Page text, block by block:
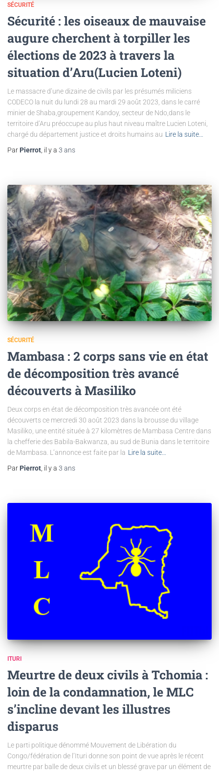
SÉCURITÉ
Sécurité : les oiseaux de mauvaise
augure cherchent à torpiller les
élections de 2023 à travers la
situation d’Aru(Lucien Loteni)
Le massacre d’une dizaine de civils par les présumés miliciens
CODECO la nuit du lundi 28 au mardi 29 août 2023, dans le carré
minier de Shaba,groupement Kandoy, secteur de Ndo,dans le
territoire d’Aru préoccupe au plus haut niveau maître Lucien Loteni,
chargé du département justice et droits humains au Lire la suite…
Par Pierrot , il y a 3 ans
SÉCURITÉ
Mambasa : 2 corps sans vie en état
de décomposition très avancé
découverts à Masiliko
Deux corps en état de décomposition très avancée ont été
découverts ce mercredi 30 août 2023 dans la brousse du village
Masiliko, une entité située à 27 kilomètres de Mambasa Centre dans
la chefferie des Babila-Bakwanza, au sud de Bunia dans le territoire
de Mambasa. L’annonce est faite par la Lire la suite…
Par Pierrot, il y a 3 ans
ITURI
Meurtre de deux civils à Tchomia :
loin de la condamnation, le MLC
s’incline devant les illustres
disparus
Le parti politique dénommé Mouvement de Libération du
Congo/fédération de l’Ituri donne son point de vue après le récent
meurtre par balle de deux civils et un blessé grave par un élément de